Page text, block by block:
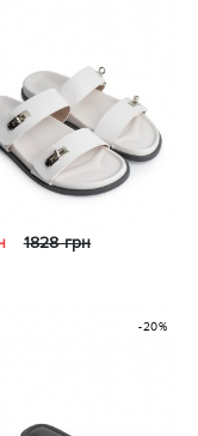
1828 грн
-20%